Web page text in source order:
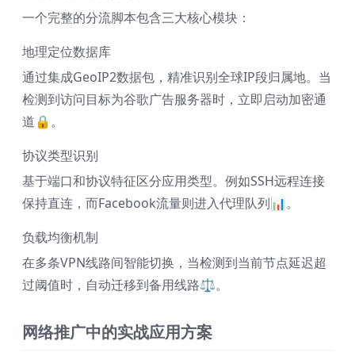
一个完整的分流脚本包含三大核心模块：
地理定位数据库
通过集成GeoIP2数据包，精准识别全球IP段归属地。当
检测到访问目标为谷歌广告服务器时，立即启动加密通
道🔒。
协议类型识别
基于端口和协议特征区分应用类型。例如SSH远程连接
保持直连，而Facebook流量则进入代理队列📊。
负载均衡机制
在多条VPN线路间智能切换，当检测到当前节点延迟超
过阈值时，自动迁移到备用线路⚖️。
网络推广中的实战应用方案